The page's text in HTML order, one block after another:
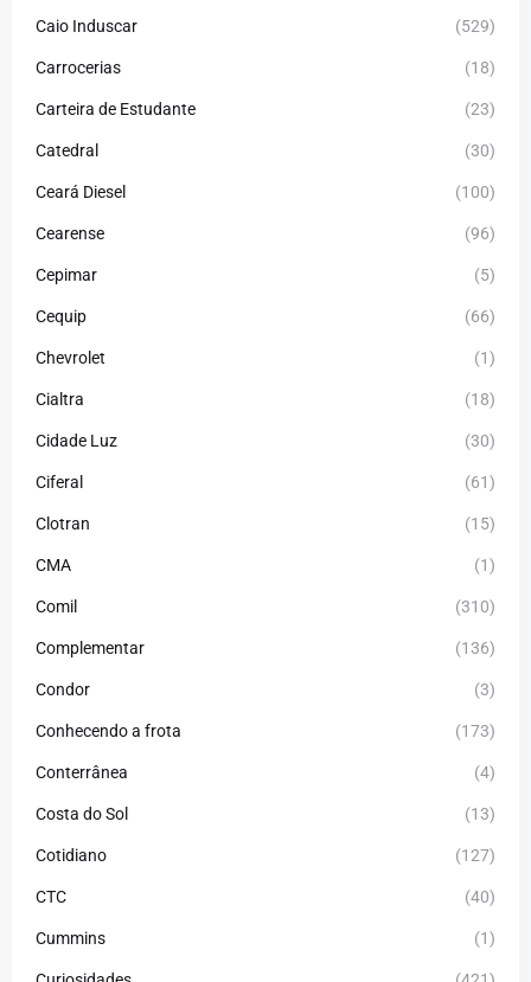
Caio Induscar (529)
Carrocerias (18)
Carteira de Estudante (23)
Catedral (30)
Ceará Diesel (100)
Cearense (96)
Cepimar (5)
Cequip (66)
Chevrolet (1)
Cialtra (18)
Cidade Luz (30)
Ciferal (61)
Clotran (15)
CMA (1)
Comil (310)
Complementar (136)
Condor (3)
Conhecendo a frota (173)
Conterrânea (4)
Costa do Sol (13)
Cotidiano (127)
CTC (40)
Cummins (1)